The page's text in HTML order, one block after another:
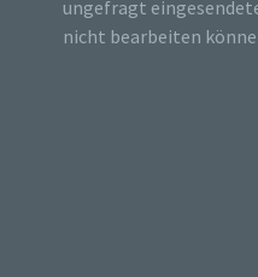
ungefragt
nicht bearbeiten